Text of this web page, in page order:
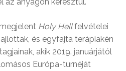
az anyagon keresztül.
Holy Hellfelvételei
és egyfajta terápiakén
tagjainak, akik 2019. januárjától
Európa-turnéját